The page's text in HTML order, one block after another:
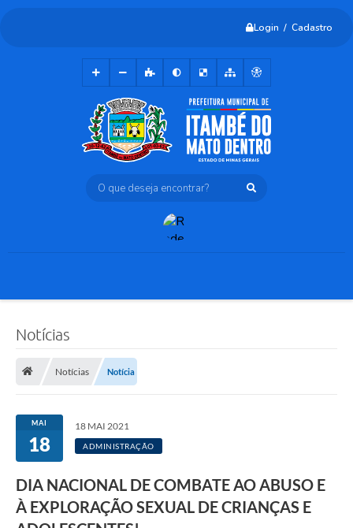
Login / Cadastro
O que deseja encontrar?
Notícias
Notícias Notícia
MAI
18
18 MAI 2021
ADMINISTRAÇÃO
DIA NACIONAL DE COMBATE AO ABUSO E
À EXPLORAÇÃO SEXUAL DE CRIANÇAS E